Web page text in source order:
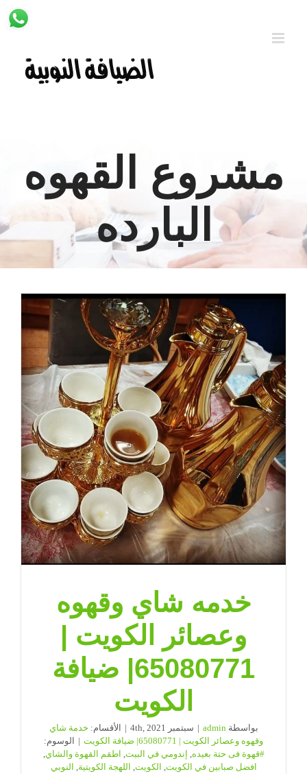
مشروع القهوه
البارده
خدمه شاي وقهوه
وعصائر الكويت |
65080771| ضيافة
الكويت
بواسطةadmin
| سبتمبر 4th, 2021 | الأقسام: خدمة شاي
وقهوه وعصائر الكويت | 65080771| ضيافة الكويت
|
الوسوم:
#قهوة فى حتة بعيده, إندومي في البيت, اطقم القهوة والشاي,
افضل صبابين في الكويت, الكويت, اللهجة الكويتية, النوبي